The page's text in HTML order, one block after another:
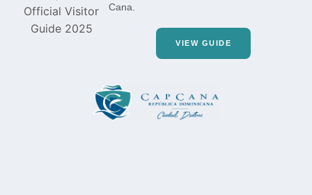
Cana.
VIEW GUIDE